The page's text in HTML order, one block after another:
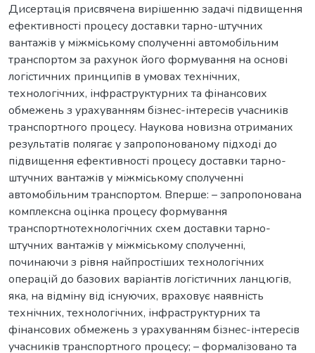
Дисертація присвячена вирішенню задачі підвищення
ефективності процесу доставки тарно-штучних
вантажів у міжміському сполученні автомобільним
транспортом за рахунок його формування на основі
логістичних принципів в умовах технічних,
технологічних, інфраструктурних та фінансових
обмежень з урахуванням бізнес-інтересів учасників
транспортного процесу. Наукова новизна отриманих
результатів полягає у запропонованому підході до
підвищення ефективності процесу доставки тарно-
штучних вантажів у міжміському сполученні
автомобільним транспортом. Вперше: – запропонована
комплексна оцінка процесу формування
транспортнотехнологічних схем доставки тарно-
штучних вантажів у міжміському сполученні,
починаючи з рівня найпростіших технологічних
операцій до базових варіантів логістичних ланцюгів,
яка, на відміну від існуючих, враховує наявність
технічних, технологічних, інфраструктурних та
фінансових обмежень з урахуванням бізнес-інтересів
учасників транспортного процесу; – формалізовано та